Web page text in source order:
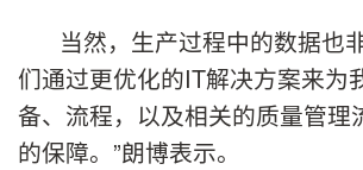
当然，生产过程中的数据也
们通过更优化的IT解决方案来为
备、流程，以及相关的质量管理
的保障。”朗博表示。